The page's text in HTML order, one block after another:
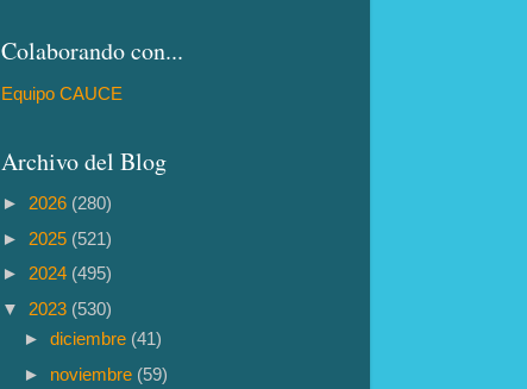
Colaborando con...
Equipo CAUCE
Archivo del Blog
► 2026 (280)
► 2025 (521)
► 2024 (495)
▼ 2023 (530)
►diciembre (41)
► noviembre (59)